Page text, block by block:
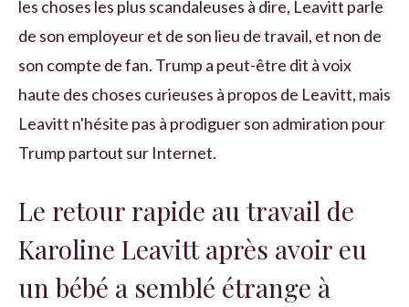
les choses les plus scandaleuses à dire, Leavitt parle
de son employeur et de son lieu de travail, et non de
son compte de fan. Trump a peut-être dit à voix
haute des choses curieuses à propos de Leavitt, mais
Leavitt n'hésite pas à prodiguer son admiration pour
Trump partout sur Internet.
Le retour rapide au travail de
Karoline Leavitt après avoir eu
un bébé a semblé étrange à